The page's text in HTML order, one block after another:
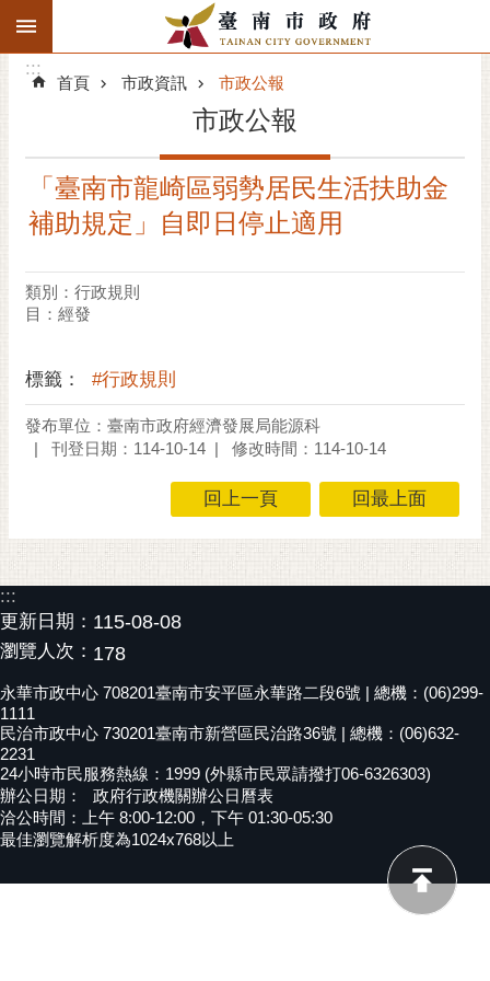
跳到主要內容區塊
搜
階
精彩府城
市府團隊
市政資訊
市民互動
偉
螢
光
花
泉
桐
花
祭
網
導
:::
:::
首頁 市政資訊 市政公報
市政公報
「臺南市龍崎區弱勢居民生活扶助金
補助規定」自即日停止適用
類別：行政規則
目：經發
標籤： #行政規則
發布單位：臺南市政府經濟發展局能源科
刊登日期：114-10-14
修改時間：114-10-14
回上一頁 回最上面
:::
更新日期： 115-08-08
瀏覽人次： 178
永華市政中心 708201臺南市安平區永華路二段6號 | 總機：(06)299-
1111
民治市政中心 730201臺南市新營區民治路36號 | 總機：(06)632-
2231
24小時市民服務熱線：1999 (外縣市民眾請撥打06-6326303)
辦公日期：
政府行政機關辦公日曆表
洽公時間：上午 8:00-12:00，下午 01:30-05:30
最佳瀏覽解析度為1024x768以上